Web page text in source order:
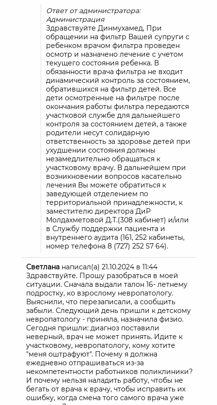
Ответ от администратора:
Администрация
Здравствуйте Динмухамед, При
обращении на фильтр Вашей супруги с
ребенком врачом фильтра проведен
осмотр и назначено лечение с учетом
текущего состояния ребенка. В
обязанности врача фильтра не входит
динамический контроль за состоянием,
обратившихся на фильтр детей. Все
дети осмотренные на фильтре после
окончания работы фильтра передаются
участковой службе для дальнейшего
контроля за состоянием детей, а также
родители несут солидарную
ответственность за здоровье детей при
ухудшении состояния должны
незамедлительно обращаться к
участковому врачу. В дальнейшем при
возникновении вопросов касательно
лечения Вы можете обратиться к
заведующей отделением по
территориальной принадлежности, к
заместителю директора ДиР
Молдахметовой Д.Т.(308 кабинет) и/или
в Службу поддержки пациента и
внутреннего аудита (161, 252 кабинеты,
номер телефона 8 (727) 252 57 64).
Светлана написал(а) 21.10.2024 в 11:44
Здравствуйте. Прошу разобраться в моей
ситуации. Сначала выдали талон 16- летнему
подростку, ко взрослому невропатологу.
Выяснили, что перезаписали, а сообщить
забыли. Следующий день пришли к детскому
невропатологу - приняла, назначила физио.
Сегодня пришли: диагноз поставили
неверный, врач не может принять. Идите к
участковому, невропатологу, кому хотите
"меня оштрафуют". Почему я должна
ежедневно отпрашиваться из-за
некомпетентности работников поликлиники?
И почему нельзя наладить работу, чтобы не
бегать от врача к врачу, чтобы исправить их
ошибку, когда смена того самого врача уже